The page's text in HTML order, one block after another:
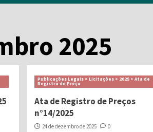
2025
Publicações Legais > Licitações > 2025 > Ata de
Registro de Preço
Ata de Registro de Preços
n°14/2025
24 de dezembro de 2025 0